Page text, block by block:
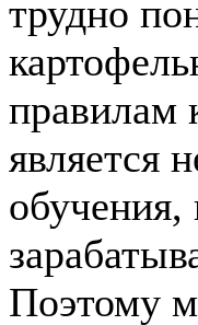
трудно
правилам
является
Поэтому